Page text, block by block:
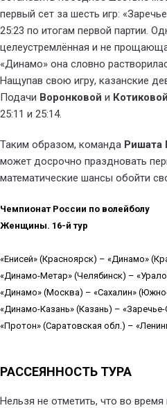
первый сет за шесть игр:
25:23 по итогам первой партии.
целеустремлённая и не
«Динамо» она словно
Нащупав свою игру, казанские
Подачи Воронковой и Котиковой
25:11 и 25:14.
Таким образом, команда Ришата
может досрочно праздновать
математические шансы обойти
Чемпионат России по волейболу
Женщины. 16-й тур
«Енисей» (Красноярск) – «Динамо»
«Динамо-Метар» (Челябинск) –
«Динамо» (Москва) – «Сахалин»
«Динамо-Казань» (Казань) –
«Протон» (Саратовская обл.) –
РАССЕЯННОСТЬ ТУРА
Нельзя не отметить, что во